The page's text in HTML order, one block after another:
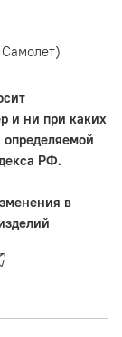
и ни при каких
РФ.
в